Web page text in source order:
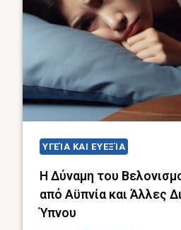
ΥΓΕΊΑ ΚΑΙ ΕΥΕΞΊΑ
Η Δύναμη του
από Αϋπνία και Άλλες
Ύπνου